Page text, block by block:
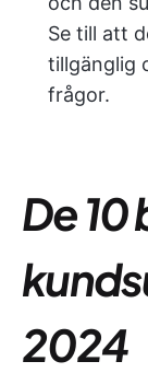
Se till att
tillgänglig
frågor.
De 10
2024